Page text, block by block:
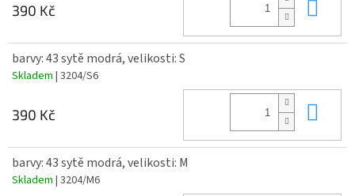
390 Kč
barvy: 43 sytě modrá, velikosti: S
Skladem | 3204/S6
390 Kč
barvy: 43 sytě modrá, velikosti: M
Skladem | 3204/M6